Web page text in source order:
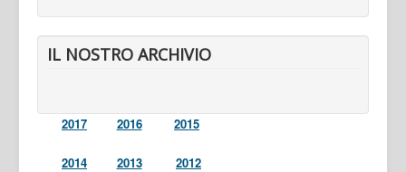
IL NOSTRO ARCHIVIO
2017 2016 2015
2014 2013 2012